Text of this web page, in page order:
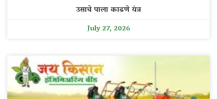
उसाचे पाला काढणे यंत्र
July 27, 2026